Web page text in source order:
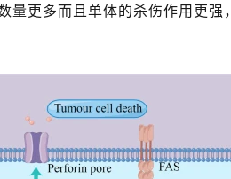
量更多而且单体的杀伤作用更